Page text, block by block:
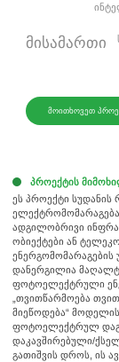
მისამართი
ᲛᲝᲘᲗᲮᲝᲕᲔᲗ
პროექტის
ეს პროექტი
ადგილობრივი
ობიექტები ან
ენერგომომარაგების
დანერგილია
ფოტოელექტრული
„თვითწარმოება
მიეწოდება“
ფოტოელექტრულ
დაკავშირებული/
გათიშვის დროს, ის